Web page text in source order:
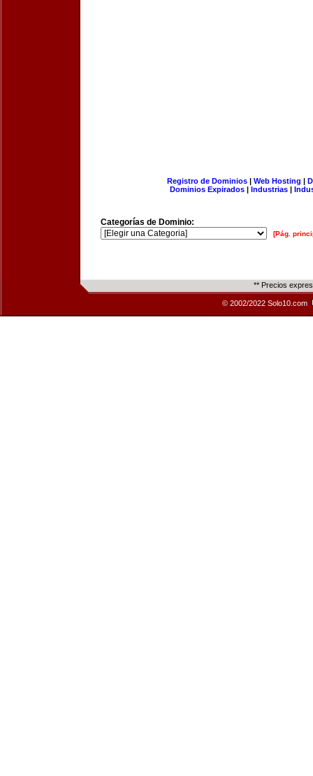
Registro de Dominios| Web Hosting |
Dominios Expirados | Industrias |
Categorías de Dominio:
[Pág.
** Precios
© 2002/2022 Solo10.com